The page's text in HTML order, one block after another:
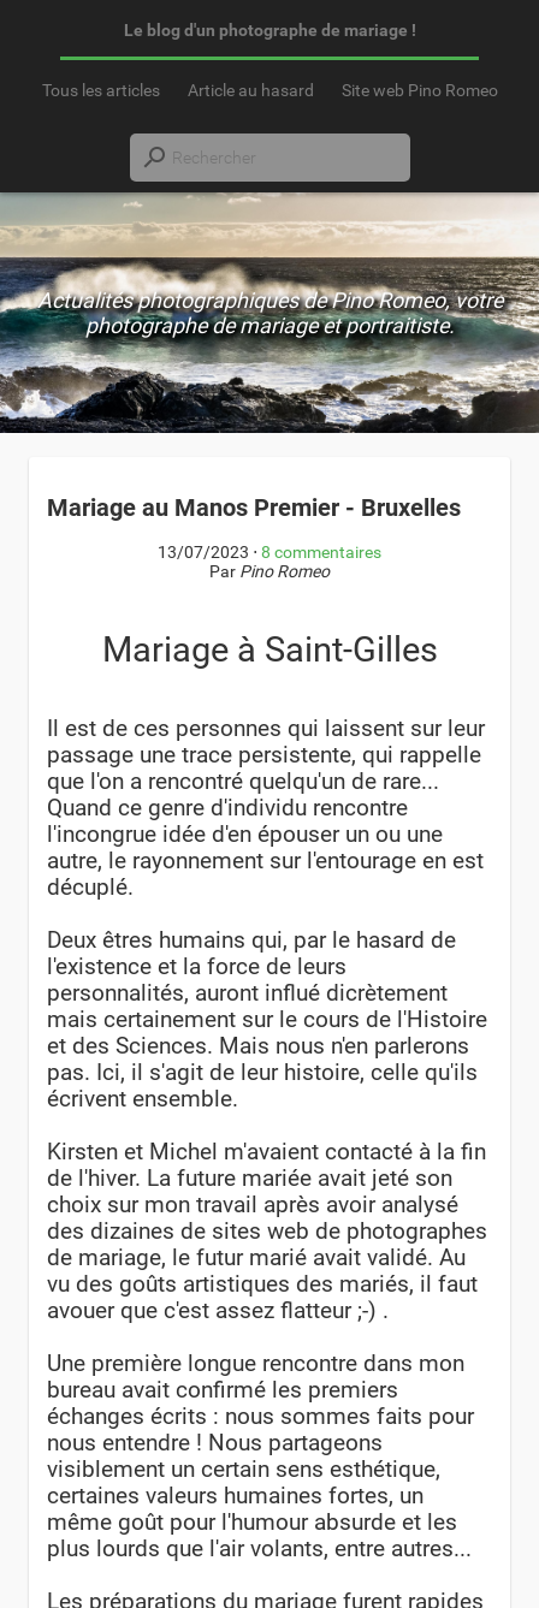
Le blog d'un photographe de mariage !
Tous les articles Article au hasard Site web Pino Romeo
Actualités photographiques de Pino Romeo, votre
photographe de mariage et portraitiste.
Mariage au Manos Premier - Bruxelles
13/07/2023 ⋅ 8 commentaires
Par Pino Romeo
Mariage à Saint-Gilles
Il est de ces personnes qui laissent sur leur
passage une trace persistente, qui rappelle
que l'on a rencontré quelqu'un de rare...
Quand ce genre d'individu rencontre
l'incongrue idée d'en épouser un ou une
autre, le rayonnement sur l'entourage en est
décuplé.
Deux êtres humains qui, par le hasard de
l'existence et la force de leurs
personnalités, auront influé dicrètement
mais certainement sur le cours de l'Histoire
et des Sciences. Mais nous n'en parlerons
pas. Ici, il s'agit de leur histoire, celle qu'ils
écrivent ensemble.
Kirsten et Michel m'avaient contacté à la fin
de l'hiver. La future mariée avait jeté son
choix sur mon travail après avoir analysé
des dizaines de sites web de photographes
de mariage, le futur marié avait validé. Au
vu des goûts artistiques des mariés, il faut
avouer que c'est assez flatteur ;-) .
Une première longue rencontre dans mon
bureau avait confirmé les premiers
échanges écrits : nous sommes faits pour
nous entendre ! Nous partageons
visiblement un certain sens esthétique,
certaines valeurs humaines fortes, un
même goût pour l'humour absurde et les
plus lourds que l'air volants, entre autres...
Les préparations du mariage furent rapides